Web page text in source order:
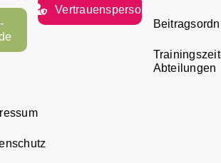
Vertrauensperson
Abteilungen